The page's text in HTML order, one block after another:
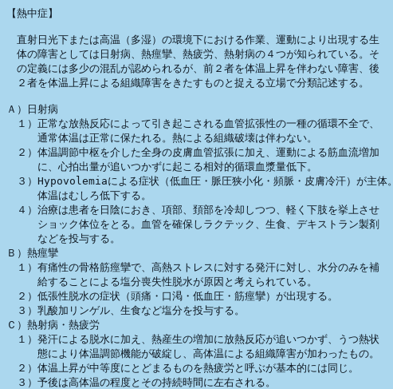
【熱中症】
直射日光下または高温（多湿）の環境下における作業、運動により出現する生
体の障害としては日射病、熱痙攣、熱疲労、熱射病の４つが知られている。そ
の定義には多少の混乱が認められるが、前２者を体温上昇を伴わない障害、後
２者を体温上昇による組織障害をきたすものと捉える立場で分類記述する。
Ａ）日射病
１）正常な放熱反応によって引き起こされる血管拡張性の一種の循環不全で、
通常体温は正常に保たれる。熱による組織破壊は伴わない。
２）体温調節中枢を介した全身の皮膚血管拡張に加え、運動による筋血流増加
に、心拍出量が追いつかずに起こる相対的循環血漿量低下。
３）Hypovolemiaによる症状（低血圧・脈圧狭小化・頻脈・皮膚冷汗）が主体。
体温はむしろ低下する。
４）治療は患者を日陰におき、項部、頚部を冷却しつつ、軽く下肢を挙上させ
ショック体位をとる。血管を確保しラクテック、生食、デキストラン製剤
などを投与する。
Ｂ）熱痙攣
１）有痛性の骨格筋痙攣で、高熱ストレスに対する発汗に対し、水分のみを補
給することによる塩分喪失性脱水が原因と考えられている。
２）低張性脱水の症状（頭痛・口渇・低血圧・筋痙攣）が出現する。
３）乳酸加リンゲル、生食など塩分を投与する。
Ｃ）熱射病・熱疲労
１）発汗による脱水に加え、熱産生の増加に放熱反応が追いつかず、うつ熱状
態により体温調節機能が破綻し、高体温による組織障害が加わったもの。
２）体温上昇が中等度にとどまるものを熱疲労と呼ぶが基本的には同じ。
３）予後は高体温の程度とその持続時間に左右される。